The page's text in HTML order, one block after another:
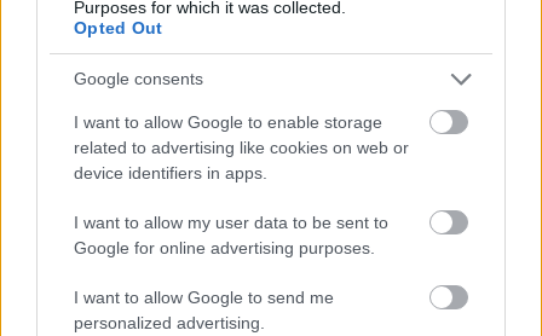
Purposes for which it was collected.
Opted Out
Google consents
I want to allow Google to enable storage
related to advertising like cookies on web or
device identifiers in apps.
I want to allow my user data to be sent to
Google for online advertising purposes.
I want to allow Google to send me
personalized advertising.
48. hét 2poszt
2012.47. hét1poszt
46. hét4poszt
44. hét 4poszt
43. hét 4poszt
42. hét 3poszt
41. hét 4 poszt
40. hét2poszt
39. hét
38. hét 4poszt
37. hét4poszt